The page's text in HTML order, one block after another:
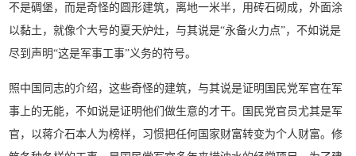
不是碉堡，而是奇怪的圆形建筑，离地一米半，用砖石砌成，外面涂
以黏土，就像个大号的夏天炉灶，与其说是“永备火力点”，不如说是
尽到声明“这是军事工事”义务的符号。
照中国同志的介绍，这些奇怪的建筑，与其说是证明国民党军官在军
事上的无能，不如说是证明他们做生意的才干。国民党官员尤其是军
官，以蒋介石本人为榜样，习惯把任何国家财富转变为个人财富。修